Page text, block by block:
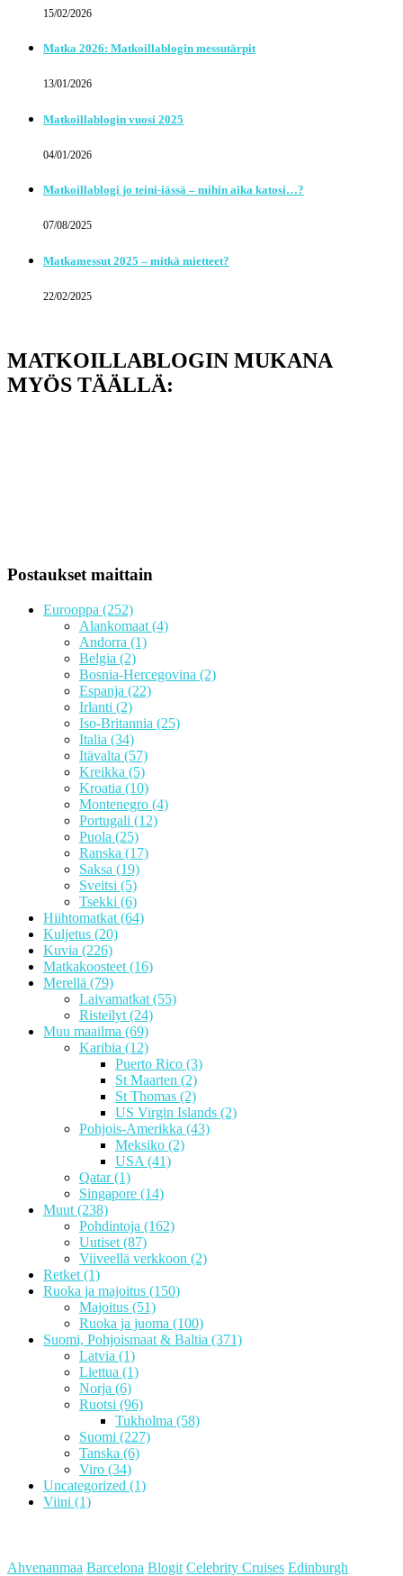
15/02/2026
Matka 2026: Matkoillablogin messutärpit
13/01/2026
Matkoillablogin vuosi 2025
04/01/2026
Matkoillablogi jo teini-iässä – mihin aika katosi…?
07/08/2025
Matkamessut 2025 – mitkä mietteet?
22/02/2025
MATKOILLABLOGIN MUKANA
MYÖS TÄÄLLÄ:
Postaukset maittain
Eurooppa (252)
Alankomaat (4)
Andorra (1)
Belgia (2)
Bosnia-Hercegovina (2)
Espanja (22)
Irlanti (2)
Iso-Britannia (25)
Italia (34)
Itävalta (57)
Kreikka (5)
Kroatia (10)
Montenegro (4)
Portugali (12)
Puola (25)
Ranska (17)
Saksa (19)
Sveitsi (5)
Tsekki (6)
Hiihtomatkat (64)
Kuljetus (20)
Kuvia (226)
Matkakoosteet (16)
Merellä (79)
Laivamatkat (55)
Risteilyt (24)
Muu maailma (69)
Karibia (12)
Puerto Rico (3)
St Maarten (2)
St Thomas (2)
US Virgin Islands (2)
Pohjois-Amerikka (43)
Meksiko (2)
USA (41)
Qatar(1)
Singapore (14)
Muut (238)
Pohdintoja (162)
Uutiset (87)
Viiveellä verkkoon (2)
Retket (1)
Ruoka ja majoitus (150)
Majoitus (51)
Ruoka ja juoma (100)
Suomi, Pohjoismaat & Baltia (371)
Latvia (1)
Liettua (1)
Norja (6)
Ruotsi (96)
Tukholma (58)
Suomi (227)
Tanska (6)
Viro (34)
Uncategorized (1)
Viini (1)
Ahvenanmaa Barcelona Blogit Celebrity Cruises Edinburgh